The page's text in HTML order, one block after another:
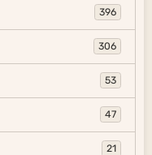
396
306
53
47
21